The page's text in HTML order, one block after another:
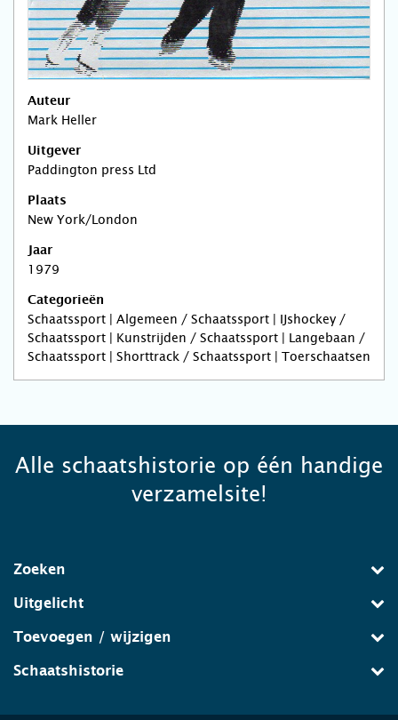
Auteur
Mark Heller
Uitgever
Paddington press Ltd
Plaats
New York/London
Jaar
1979
Categorieën
Schaatssport | Algemeen / Schaatssport | IJshockey /
Schaatssport | Kunstrijden / Schaatssport | Langebaan /
Schaatssport | Shorttrack / Schaatssport | Toerschaatsen
Alle schaatshistorie op één handige
verzamelsite!
Zoeken
Uitgelicht
Toevoegen / wijzigen
Schaatshistorie